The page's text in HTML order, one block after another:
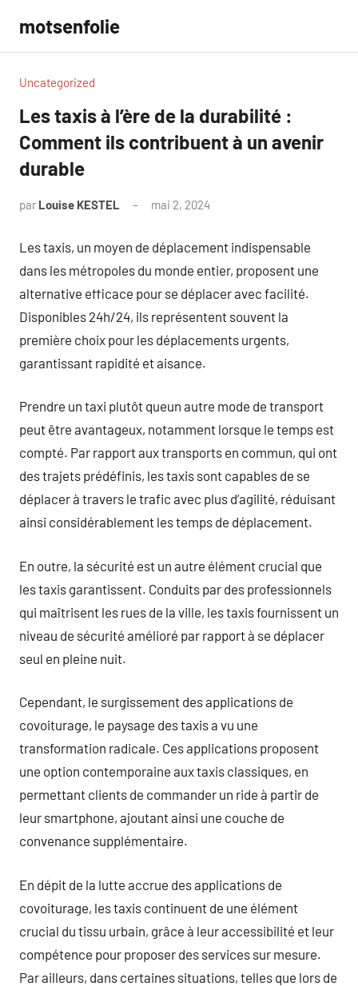
contenu
motsenfolie
Uncategorized
Les taxis à l’ère de la durabilité :
Comment ils contribuent à un avenir
durable
par Louise KESTEL mai 2, 2024
Les taxis, un moyen de déplacement indispensable
dans les métropoles du monde entier, proposent une
alternative efficace pour se déplacer avec facilité.
Disponibles 24h/24, ils représentent souvent la
première choix pour les déplacements urgents,
garantissant rapidité et aisance.
Prendre un taxi plutôt queun autre mode de transport
peut être avantageux, notamment lorsque le temps est
compté. Par rapport aux transports en commun, qui ont
des trajets prédéfinis, les taxis sont capables de se
déplacer à travers le trafic avec plus d’agilité, réduisant
ainsi considérablement les temps de déplacement.
En outre, la sécurité est un autre élément crucial que
les taxis garantissent. Conduits par des professionnels
qui maîtrisent les rues de la ville, les taxis fournissent un
niveau de sécurité amélioré par rapport à se déplacer
seul en pleine nuit.
Cependant, le surgissement des applications de
covoiturage, le paysage des taxis a vu une
transformation radicale. Ces applications proposent
une option contemporaine aux taxis classiques, en
permettant clients de commander un ride à partir de
leur smartphone, ajoutant ainsi une couche de
convenance supplémentaire.
En dépit de la lutte accrue des applications de
covoiturage, les taxis continuent de une élément
crucial du tissu urbain, grâce à leur accessibilité et leur
compétence pour proposer des services sur mesure.
Par ailleurs, dans certaines situations, telles que lors de